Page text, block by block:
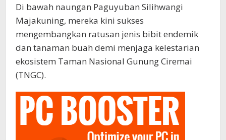
Di bawah naungan Paguyuban Silihwangi
Majakuning, mereka kini sukses
mengembangkan ratusan jenis bibit endemik
dan tanaman buah demi menjaga kelestarian
ekosistem Taman Nasional Gunung Ciremai
(TNGC).